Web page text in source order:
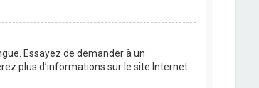
Essayez de demander à un
plus d’informations sur le site Internet